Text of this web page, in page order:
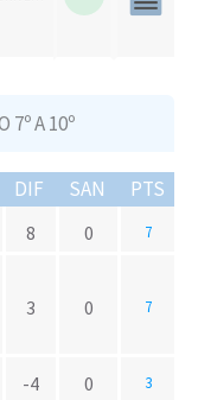
7º A 10º
DIF SAN PTS
8 0 7
3 0 7
-4 0 3